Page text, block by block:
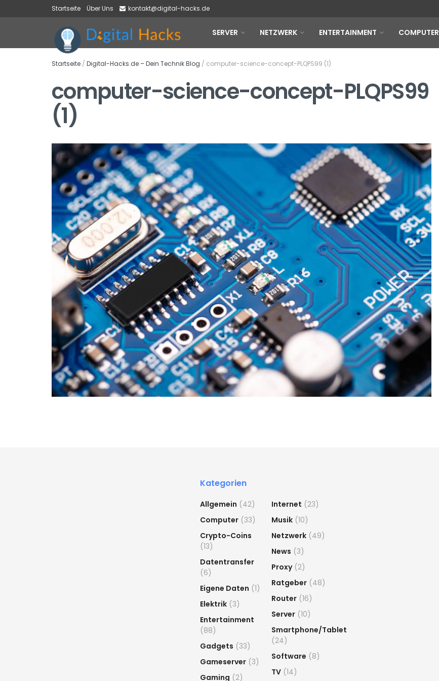
Startseite Über Uns kontakt@digital-hacks.de
SERVER NETZWERK ENTERTAINMENT COMPUTER
Startseite / Digital-Hacks.de – Dein Technik Blog / computer-science-concept-PLQPS99 (1)
computer-science-concept-PLQPS99
(1)
Kategorien
Allgemein (42)
Computer(33)
Crypto-Coins
(13)
Datentransfer
(6)
Eigene Daten (1)
Elektrik(3)
Entertainment
(88)
Gadgets (33)
Gameserver(3)
Gaming (2)
Internet (23)
Musik(10)
Netzwerk(49)
News (3)
Proxy(2)
Ratgeber(48)
Router(16)
Server(10)
Smartphone/Tablet
(24)
Software (8)
TV(14)